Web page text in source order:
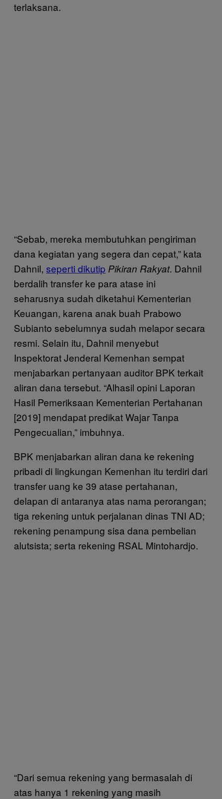
terlaksana.
“Sebab, mereka membutuhkan pengiriman
dana kegiatan yang segera dan cepat,” kata
Dahnil, seperti dikutip Pikiran Rakyat. Dahnil
berdalih transfer ke para atase ini
seharusnya sudah diketahui Kementerian
Keuangan, karena anak buah Prabowo
Subianto sebelumnya sudah melapor secara
resmi. Selain itu, Dahnil menyebut
Inspektorat Jenderal Kemenhan sempat
menjabarkan pertanyaan auditor BPK terkait
aliran dana tersebut. “Alhasil opini Laporan
Hasil Pemeriksaan Kementerian Pertahanan
[2019] mendapat predikat Wajar Tanpa
Pengecualian,” imbuhnya.
BPK menjabarkan aliran dana ke rekening
pribadi di lingkungan Kemenhan itu terdiri dari
transfer uang ke 39 atase pertahanan,
delapan di antaranya atas nama perorangan;
tiga rekening untuk perjalanan dinas TNI AD;
rekening penampung sisa dana pembelian
alutsista; serta rekening RSAL Mintohardjo.
“Dari semua rekening yang bermasalah di
atas hanya 1 rekening yang masih